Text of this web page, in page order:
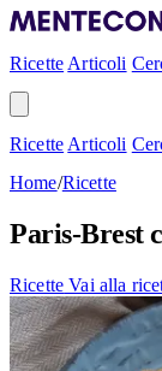
Ricette Articoli
Ricette Articoli
Home/Ricette
Paris-Brest
Ricette Vai alla